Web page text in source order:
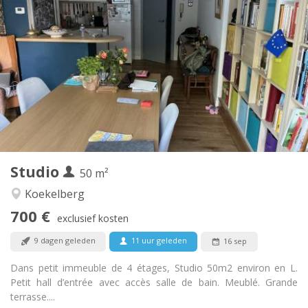
Studio
50 m²
Koekelberg
700 € exclusief kosten
9 dagen geleden 11 uur geleden 16 sep
Dans petit immeuble de 4 étages, Studio 50m2 environ en L.
Petit hall d’entrée avec accès salle de bain. Meublé. Grande
terrasse....
Praktische Informatie
Huur:
700 €
Kosten:
100 €
Duur:
10 maanden
Domiciliëring:
Nee
Inrichting
Badkamer:
Privaat
Keuken:
Privé (aparte kamer)
Oppervlakte:
50 m
Private kamers: